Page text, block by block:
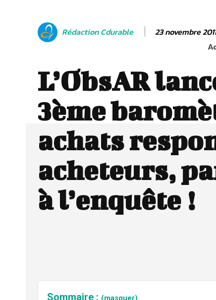
Rédaction Cdurable 23 novembre 2011
L’ObsAR
3ème
achats
acheteurs,
à l’enquête !
Sommaire : (masquer)